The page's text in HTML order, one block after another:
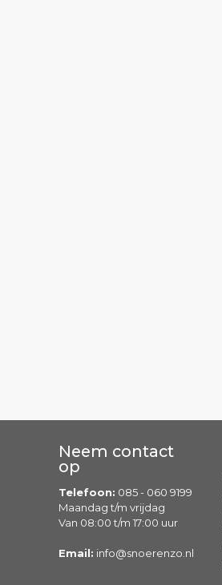
Neem contact
op
Telefoon: 085 - 060 9199
Maandag t/m vrijdag
Van 08:00 t/m 17:00 uur
Email: info@snoerenzo.nl